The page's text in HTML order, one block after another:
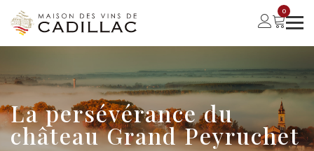
0
La persévérance du
château Grand Peyruchet